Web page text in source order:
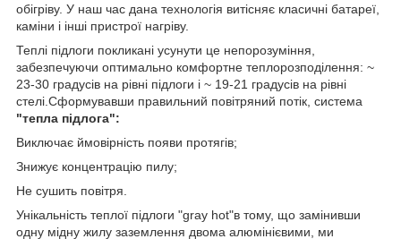
обігріву. У наш час дана технологія витісняє класичні батареї,
каміни і інші пристрої нагріву.
Теплі підлоги покликані усунути це непорозуміння,
забезпечуючи оптимально комфортне теплорозподілення: ~
23-30 градусів на рівні підлоги і ~ 19-21 градусів на рівні
стелі.Сформувавши правильний повітряний потік, система
"тепла підлога":
Виключає ймовірність появи протягів;
Знижує концентрацію пилу;
Не сушить повітря.
Унікальність теплої підлоги "gray hot"в тому, що замінивши
одну мідну жилу заземлення двома алюмінієвими, ми